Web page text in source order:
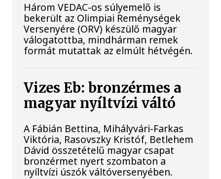
Három VEDAC-os súlyemelő is
bekerült az Olimpiai Reménységek
Versenyére (ORV) készülő magyar
válogatottba, mindhárman remek
formát mutattak az elmúlt hétvégén.
Vizes Eb: bronzérmes a
magyar nyíltvízi váltó
A Fábián Bettina, Mihályvári-Farkas
Viktória, Rasovszky Kristóf, Betlehem
Dávid összetételű magyar csapat
bronzérmet nyert szombaton a
nyíltvízi úszók váltóversenyében.